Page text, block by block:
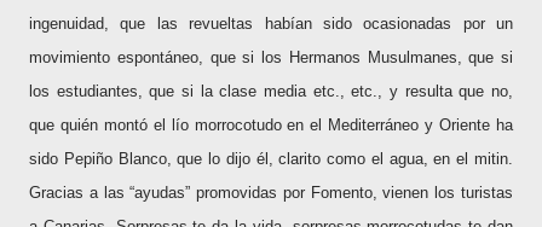
ingenuidad, que las revueltas habían sido ocasionadas por un
movimiento espontáneo, que si los Hermanos Musulmanes, que si
los estudiantes, que si la clase media etc., etc., y resulta que no,
que quién montó el lío morrocotudo en el Mediterráneo y Oriente ha
sido Pepiño Blanco, que lo dijo él, clarito como el agua, en el mitin.
Gracias a las “ayudas” promovidas por Fomento, vienen los turistas